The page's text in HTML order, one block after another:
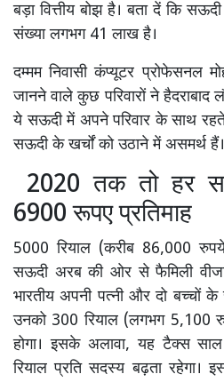
बड़ा वित्तीय बोझ है। बता दें कि
संख्या लगभग 41 लाख है।
दम्मम निवासी कंप्यूटर प्रोफेसनल
जानने वाले कुछ परिवारों ने हैदराबाद
ये सऊदी में अपने परिवार के साथ
सऊदी के खर्चों को उठाने में असमर्थ हैं।
2020 तक तो हर
6900 रूपए प्रतिमाह
5000 रियाल (करीब 86,000
सऊदी अरब की ओर से फैमिली वीजा
भारतीय अपनी पत्नी और दो बच्चों
उनको 300 रियाल (लगभग 5,100
होगा। इसके अलावा, यह टैक्स
रियाल प्रति सदस्य बढ़ता